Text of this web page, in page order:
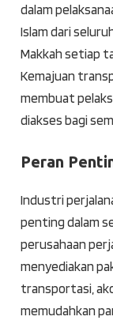
dalam
Islam dari
Makkah setiap
Kemajuan
membuat
diakses bagi
Peran
Industri
penting dalam
perusahaan
menyediakan
transportasi,
memudahkan